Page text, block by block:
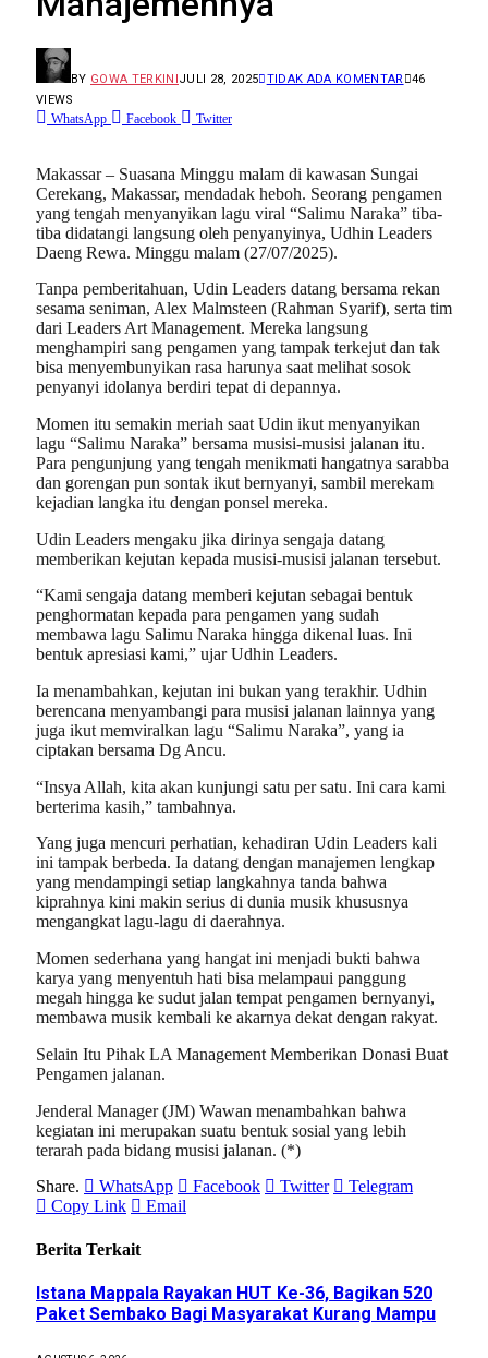
BY GOWA TERKINIJULI 28, 2025 TIDAK ADA KOMENTAR
46
VIEWS
WhatsApp Facebook Twitter
Makassar – Suasana Minggu malam di kawasan Sungai
Cerekang, Makassar, mendadak heboh. Seorang pengamen
yang tengah menyanyikan lagu viral “Salimu Naraka” tiba-
tiba didatangi langsung oleh penyanyinya, Udhin Leaders
Daeng Rewa. Minggu malam (27/07/2025).
Tanpa pemberitahuan, Udin Leaders datang bersama rekan
sesama seniman, Alex Malmsteen (Rahman Syarif), serta tim
dari Leaders Art Management. Mereka langsung
menghampiri sang pengamen yang tampak terkejut dan tak
bisa menyembunyikan rasa harunya saat melihat sosok
penyanyi idolanya berdiri tepat di depannya.
Momen itu semakin meriah saat Udin ikut menyanyikan
lagu “Salimu Naraka” bersama musisi-musisi jalanan itu.
Para pengunjung yang tengah menikmati hangatnya sarabba
dan gorengan pun sontak ikut bernyanyi, sambil merekam
kejadian langka itu dengan ponsel mereka.
Udin Leaders mengaku jika dirinya sengaja datang
memberikan kejutan kepada musisi-musisi jalanan tersebut.
“Kami sengaja datang memberi kejutan sebagai bentuk
penghormatan kepada para pengamen yang sudah
membawa lagu Salimu Naraka hingga dikenal luas. Ini
bentuk apresiasi kami,” ujar Udhin Leaders.
Ia menambahkan, kejutan ini bukan yang terakhir. Udhin
berencana menyambangi para musisi jalanan lainnya yang
juga ikut memviralkan lagu “Salimu Naraka”, yang ia
ciptakan bersama Dg Ancu.
“Insya Allah, kita akan kunjungi satu per satu. Ini cara kami
berterima kasih,” tambahnya.
Yang juga mencuri perhatian, kehadiran Udin Leaders kali
ini tampak berbeda. Ia datang dengan manajemen lengkap
yang mendampingi setiap langkahnya tanda bahwa
kiprahnya kini makin serius di dunia musik khususnya
mengangkat lagu-lagu di daerahnya.
Momen sederhana yang hangat ini menjadi bukti bahwa
karya yang menyentuh hati bisa melampaui panggung
megah hingga ke sudut jalan tempat pengamen bernyanyi,
membawa musik kembali ke akarnya dekat dengan rakyat.
Selain Itu Pihak LA Management Memberikan Donasi Buat
Pengamen jalanan.
Jenderal Manager (JM) Wawan menambahkan bahwa
kegiatan ini merupakan suatu bentuk sosial yang lebih
terarah pada bidang musisi jalanan. (*)
Share.
WhatsApp Facebook Twitter
Telegram
Copy Link
Email
Berita Terkait
Istana Mappala Rayakan HUT Ke-36, Bagikan 520
Paket Sembako Bagi Masyarakat Kurang Mampu